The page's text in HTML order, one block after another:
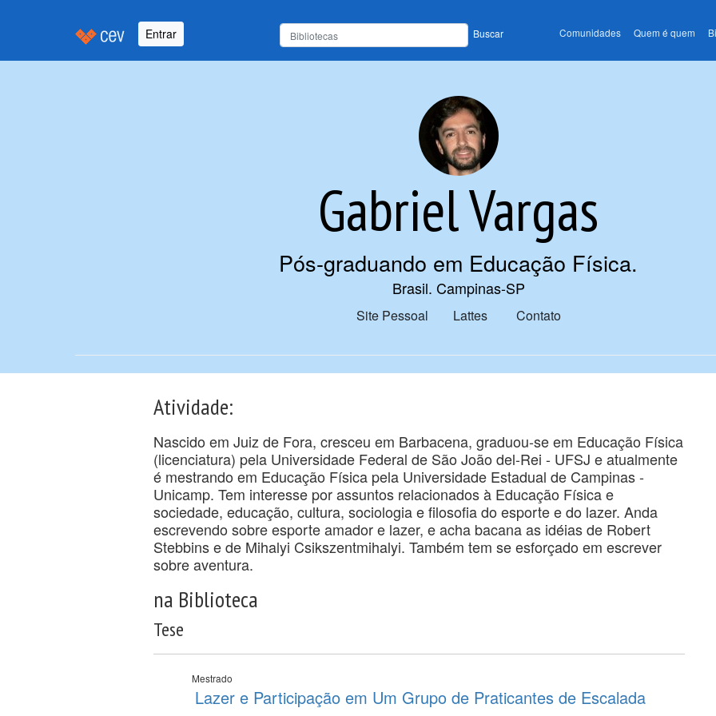
Entrar Buscar Comunidades Quem é quem
Gabriel Vargas
Pós-graduando em Educação Física.
Brasil. Campinas-SP
Site Pessoal Lattes Contato
Atividade:
Nascido em Juiz de Fora, cresceu em Barbacena, graduou-se em Educação Física
(licenciatura) pela Universidade Federal de São João del-Rei - UFSJ e atualmente
é mestrando em Educação Física pela Universidade Estadual de Campinas -
Unicamp. Tem interesse por assuntos relacionados à Educação Física e
sociedade, educação, cultura, sociologia e filosofia do esporte e do lazer. Anda
escrevendo sobre esporte amador e lazer, e acha bacana as idéias de Robert
Stebbins e de Mihalyi Csikszentmihalyi. Também tem se esforçado em escrever
sobre aventura.
na Biblioteca
Tese
Mestrado
Lazer e Participação em Um Grupo de Praticantes de Escalada